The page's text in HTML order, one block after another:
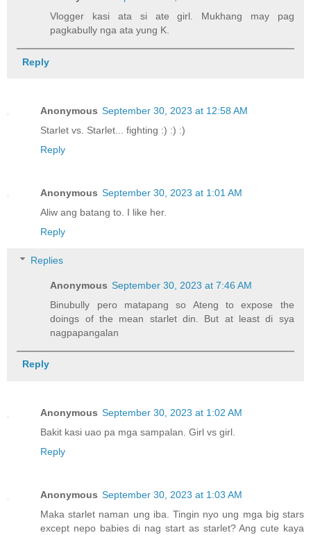
Vlogger kasi ata si ate girl. Mukhang may pag
pagkabully nga ata yung K.
Reply
Anonymous September 30, 2023 at 12:58 AM
Starlet vs. Starlet... fighting :) :) :)
Reply
Anonymous September 30, 2023 at 1:01 AM
Aliw ang batang to. I like her.
Reply
Replies
Anonymous September 30, 2023 at 7:46 AM
Binubully pero matapang so Ateng to expose the
doings of the mean starlet din. But at least di sya
nagpapangalan
Reply
Anonymous September 30, 2023 at 1:02 AM
Bakit kasi uao pa mga sampalan. Girl vs girl.
Reply
Anonymous September 30, 2023 at 1:03 AM
Maka starlet naman ung iba. Tingin nyo ung mga big stars
except nepo babies di nag start as starlet? Ang cute kaya